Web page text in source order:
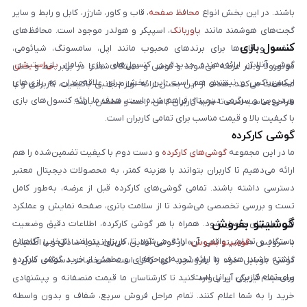
باشند. در این بخش انواع محافظ صفحه، قاب و کاور، شارژر، کابل و رابط و سایر
گجت‌های هوشمند مانند پاوربانک، اسپیکر و هولدر موجود است. محافظ‌های
صفحه و قاب‌ها برای برندهای محبوب مانند اپل، سامسونگ، شیائومی،
موتورولا و آنر عرضه می‌شوند و گوشی و دستگاه شما را در برابر خط و خش
محافظت می‌کنند. هدف از این بخش ارائه لوازم جانبی باکیفیت، کاربردی و با
طراحی مناسب است تا خرید کاربران کامل، راحت و مطمئن باشد.
کنسول بازی
گوشی آنلاین ارائه‌دهنده جدیدترین کنسول‌های بازی شامل پلی‌استیشن،
ایکس‌باکس و نینتندو هم است. این بخش برای علاقه‌مندان به بازی‌های
ویدیویی و سرگرمی دیجیتال فراهم شده است. هدف ما ارائه کنسول‌های بازی
با کیفیت بالا و قیمت مناسب برای تمامی کاربران است.
گوشی کارکرده
ما در این مجموعه گوشی‌های کارکرده و دست دوم با کیفیت تضمین‌شده را هم
ارائه می‌دهیم تا کاربران بتوانند با هزینه کمتر، به محصولات دیجیتال معتبر
دسترسی داشته باشند. تمامی گوشی‌های کارکرده قبل از عرضه، به‌طور کامل
تست و بررسی تخصصی می‌شوند تا از سلامت باتری، صفحه نمایش و عملکرد
فنی اطمینان حاصل شود. همراه با هر گوشی کارکرده، اطلاعات دقیق وضعیت
دستگاه و تصاویر واقعی آن ارائه می‌شود تا کاربران بتوانند انتخابی آگاهانه
داشته باشند. هدف ما ارائه تجربه‌ای حرفه‌ای و مطمئن از خرید گوشی کارکرده
برای تمام کاربران ایرانی است.
گوشیتو بفروش
با سرویس «گوشیتو بفروش» در گوشی آنلاین، می‌توانید به‌سادگی و با اطمینان
گوشی موبایل خود را بفروشید. تنها کافی است مشخصات دستگاه، مدل و
وضعیت فیزیکی آن را وارد کنید تا کارشناسان ما قیمت منصفانه و پیشنهادی
خرید را به شما اعلام کنند. تمام مراحل فروش سریع، شفاف و بدون واسطه